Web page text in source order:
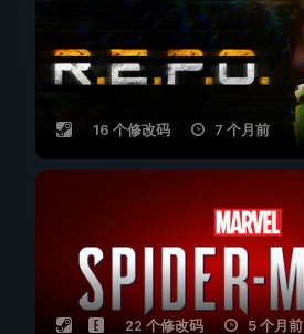
16 个修改码 7 个月前
22 个修改码 5 个月前